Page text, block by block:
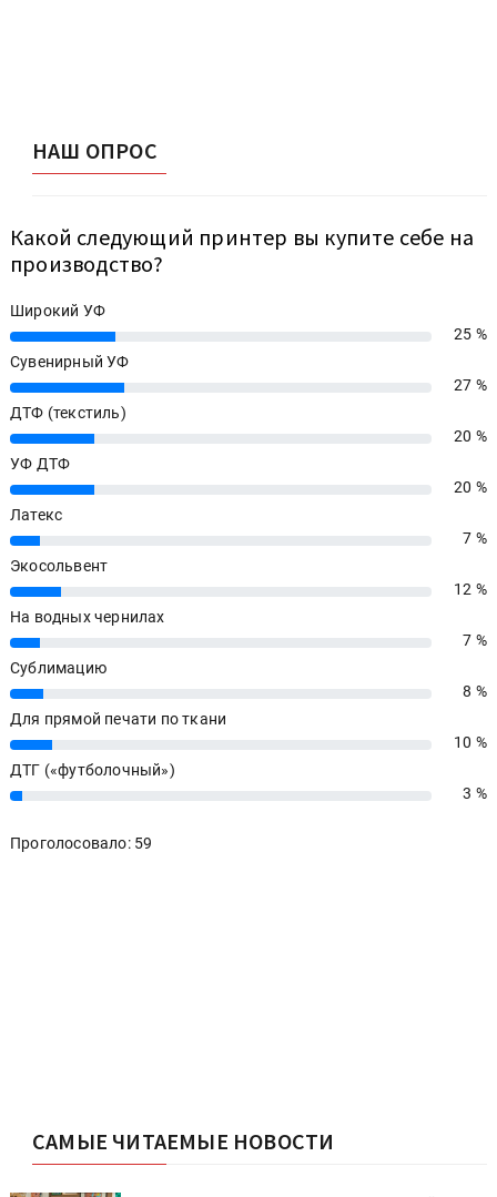
НАШ ОПРОС
Какой следующий принтер вы купите себе на
производство?
Широкий УФ
25%
25 %
Сувенирный УФ
27%
27 %
ДТФ (текстиль)
20%
20 %
УФ ДТФ
20%
20 %
Латекс
7%
7 %
Экосольвент
12%
12 %
На водных чернилах
7%
7 %
Сублимацию
8%
8 %
Для прямой печати по ткани
10%
10 %
ДТГ («футболочный»)
3% 3 %
Проголосовало: 59
САМЫЕ ЧИТАЕМЫЕ НОВОСТИ